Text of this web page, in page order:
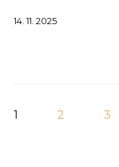
14. 11. 2025
1 2 3